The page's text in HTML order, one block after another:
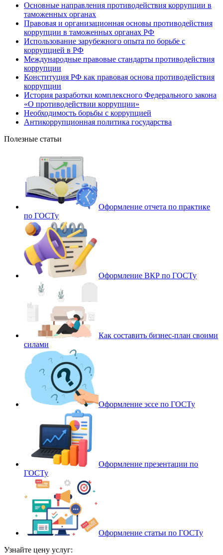
Основные направления противодействия коррупции в
таможенных органах
Правовая и организационная основы противодействия
коррупции в таможенных органах РФ
Использование зарубежного опыта по борьбе с
коррупцией в РФ
Международные правовые стандарты противодействия
коррупции
Конституция РФ как правовая основа противодействия
коррупции
История разработки комплексного Федерального закона
«О противодействии коррупции»
Необходимость борьбы с коррупцией
Антикоррупционная политика государства
Полезные статьи
Оформление отчета по практике
по ГОСТу
Оформление ВКР по ГОСТу
Как составить бизнес-план своими
силами
Оформление эссе по ГОСТу
Оформление презентации по
ГОСТу
Оформление статьи по ГОСТу
Узнайте цену услуг: